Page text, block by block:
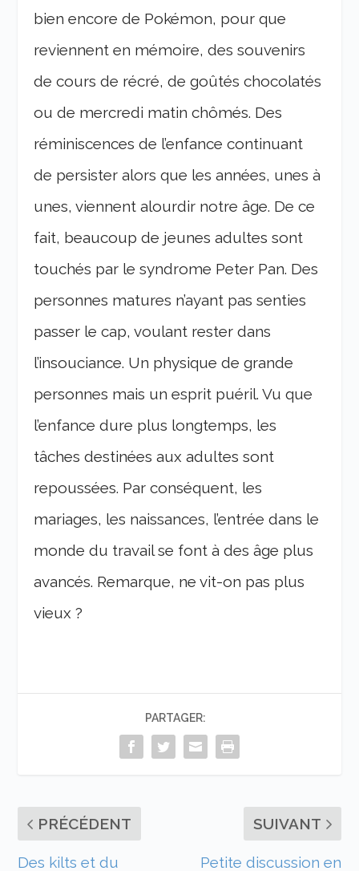
bien encore de Pokémon, pour que
reviennent en mémoire, des souvenirs
de cours de récré, de goûtés chocolatés
ou de mercredi matin chômés. Des
réminiscences de l’enfance continuant
de persister alors que les années, unes à
unes, viennent alourdir notre âge. De ce
fait, beaucoup de jeunes adultes sont
touchés par le syndrome Peter Pan. Des
personnes matures n’ayant pas senties
passer le cap, voulant rester dans
l’insouciance. Un physique de grande
personnes mais un esprit puéril. Vu que
l’enfance dure plus longtemps, les
tâches destinées aux adultes sont
repoussées. Par conséquent, les
mariages, les naissances, l’entrée dans le
monde du travail se font à des âge plus
avancés. Remarque, ne vit-on pas plus
vieux ?
PARTAGER:
PRÉCÉDENT
Des kilts et du
SUIVANT
Petite discussion en